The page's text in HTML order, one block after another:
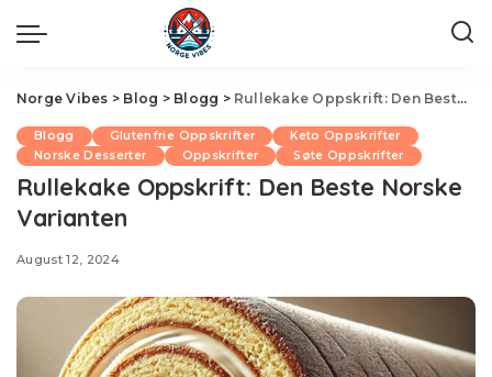
Norge Vibes > Blog > Blogg > Rullekake Oppskrift: Den Beste Norske Varianten
Blogg Glutenfrie Oppskrifter
Keto Oppskrifter
Norske Desserter
Oppskrifter Søte Oppskrifter
Rullekake Oppskrift: Den Beste Norske
Varianten
August 12, 2024